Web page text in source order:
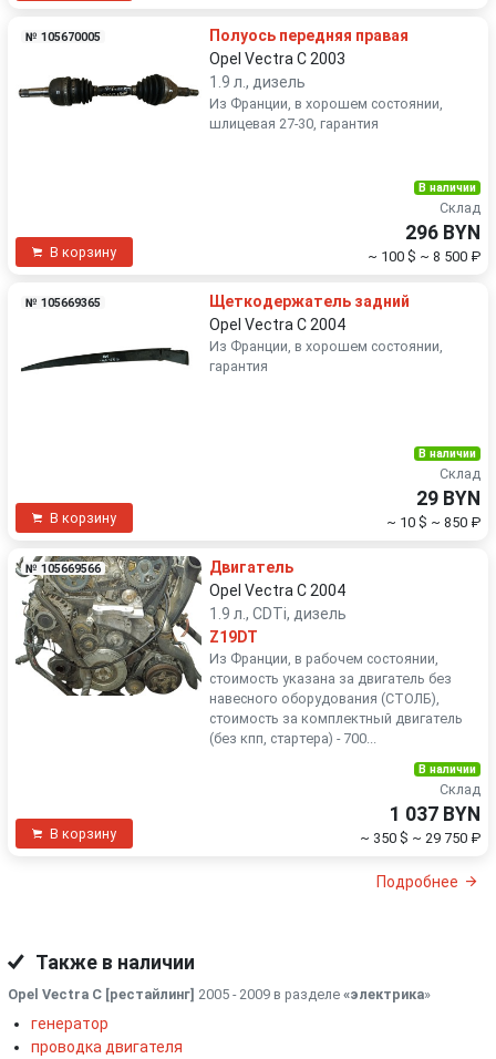
№ 105670005
Полуось передняя правая
Opel Vectra C 2003
1.9 л., дизель
Из Франции, в хорошем состоянии,
шлицевая 27-30, гарантия
В корзину
В наличии
Склад
296 BYN
~ 100 $ ~ 8 500 ₽
№ 105669365
Щеткодержатель задний
Opel Vectra C 2004
Из Франции, в хорошем состоянии,
гарантия
В корзину
В наличии
Склад
29 BYN
~ 10 $ ~ 850 ₽
№ 105669566
Двигатель
Opel Vectra C 2004
1.9 л., CDTi, дизель
Z19DT
Из Франции, в рабочем состоянии,
стоимость указана за двигатель без
навесного оборудования (СТОЛБ),
стоимость за комплектный двигатель
(без кпп, стартера) - 700...
В корзину
В наличии
Склад
1 037 BYN
~ 350 $ ~ 29 750 ₽
Подробнее
Также в наличии
Opel Vectra C [рестайлинг] 2005 - 2009 в разделе «электрика»
генератор
проводка двигателя